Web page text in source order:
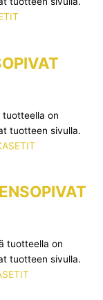
tuotteella on
tuotteen sivulla.
tuotteella on
tuotteen sivulla.